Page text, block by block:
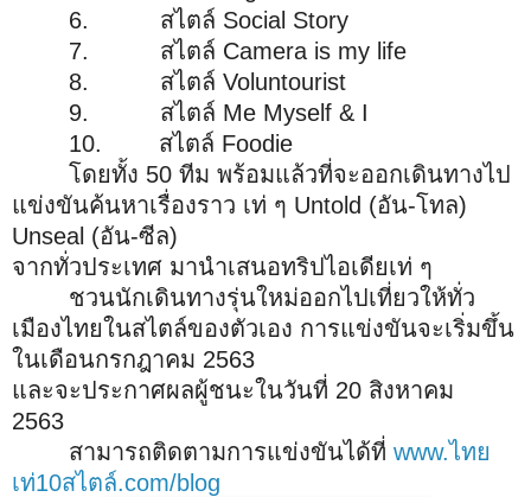
6. สไตล์ Social Story
7. สไตล์ Camera is my life
8. สไตล์ Voluntourist
9. สไตล์ Me Myself & I
10. สไตล์ Foodie
โดยทั้ง 50 ทีม พร้อมแล้วที่จะออกเดินทางไป
แข่งขันค้นหาเรื่องราว เท่ ๆ Untold (อัน-โทล)
Unseal (อัน-ซีล)
จากทั่วประเทศ มานำเสนอทริปไอเดียเท่ ๆ
ชวนนักเดินทางรุ่นใหม่ออกไปเที่ยวให้ทั่ว
เมืองไทยในสไตล์ของตัวเอง การแข่งขันจะเริ่มขึ้น
ในเดือนกรกฎาคม 2563
และจะประกาศผลผู้ชนะในวันที่ 20 สิงหาคม
2563
สามารถติดตามการแข่งขันได้ที่ www.ไทย
เท่10สไตล์.com/blog